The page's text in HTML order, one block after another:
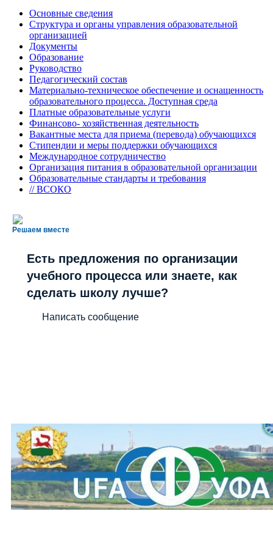
Основные сведения
Структура и органы управления образовательной
организацией
Документы
Образование
Руководство
Педагогический состав
Материально-техническое обеспечение и оснащенность
образовательного процесса. Доступная среда
Платные образовательные услуги
Финансово- хозяйственная деятельность
Вакантные места для приема (перевода) обучающихся
Стипендии и меры поддержки обучающихся
Международное сотрудничество
Организация питания в образовательной организации
Образовательные стандарты и требования
// ВСОКО
Решаем вместе
Есть предложения по организации
учебного процесса или знаете, как
сделать школу лучше?
Написать сообщение